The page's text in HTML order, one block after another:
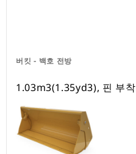
버킷 - 백호 전방
1.03m3(1.35yd3), 핀 부착